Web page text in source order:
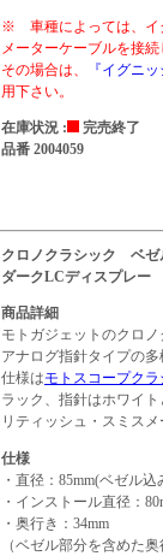
※ 車種によっては、イ
メーターケーブルを接
その場合は、
『イグニ
用下さい。
在庫状況 :
完売終了
品番 2004059
クロノクラシック ベ
ダークLCディスプレー
商品詳細
モトガジェットのクロ
アナログ指針タイプの
仕様はモトスコープクラ
ラック、指針はホワイ
リティッシュ・スミス
仕様
・直径：85mm(ベゼル込
・インストール直径：
・奥行き：34mm
（ベゼル部分を含めた